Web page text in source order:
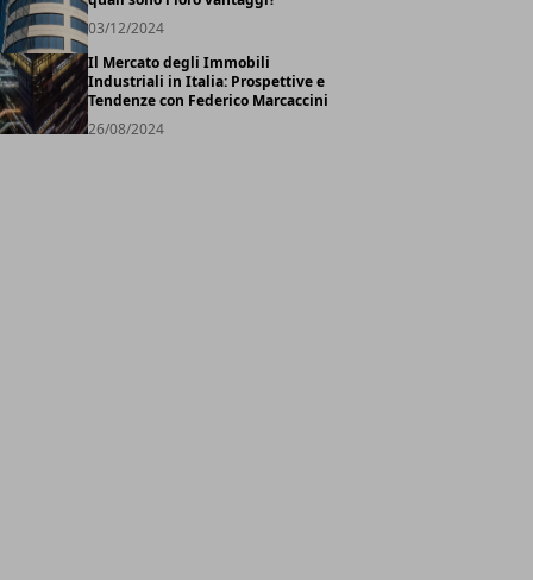
03/12/2024
Il Mercato degli Immobili
Industriali in Italia: Prospettive e
Tendenze con Federico Marcaccini
26/08/2024